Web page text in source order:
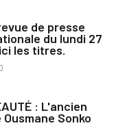
de presse
du lundi 27
les titres.
: L'ancien
Sonko